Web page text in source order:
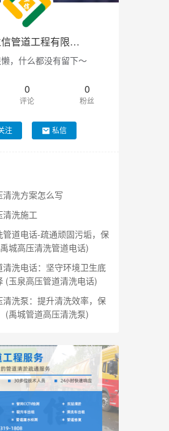
天津立信管道工程有限公司
，什么都没有留下～
0
评论
0
粉丝
注 私信
洗方案怎么写
清洗施工
管道电话-疏通顽固污垢，保
城高压清洗管道电话)
清洗电话：坚守环境卫生底
(玉泉高压管道清洗电话)
清洗泵：提升清洗效率，保
(禹城管道高压清洗泵)